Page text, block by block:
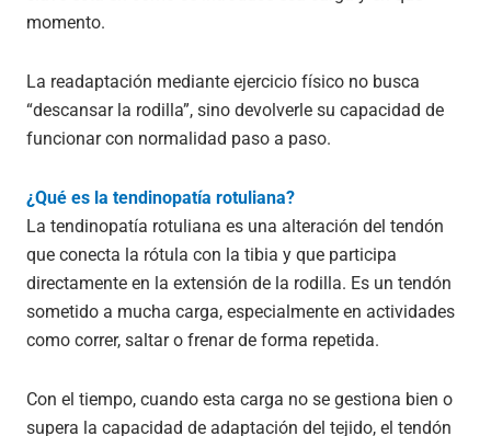
momento.
La readaptación mediante ejercicio físico no busca
“descansar la rodilla”, sino devolverle su capacidad de
funcionar con normalidad paso a paso.
¿Qué es la tendinopatía rotuliana?
La tendinopatía rotuliana es una alteración del tendón
que conecta la rótula con la tibia y que participa
directamente en la extensión de la rodilla. Es un tendón
sometido a mucha carga, especialmente en actividades
como correr, saltar o frenar de forma repetida.
Con el tiempo, cuando esta carga no se gestiona bien o
supera la capacidad de adaptación del tejido, el tendón